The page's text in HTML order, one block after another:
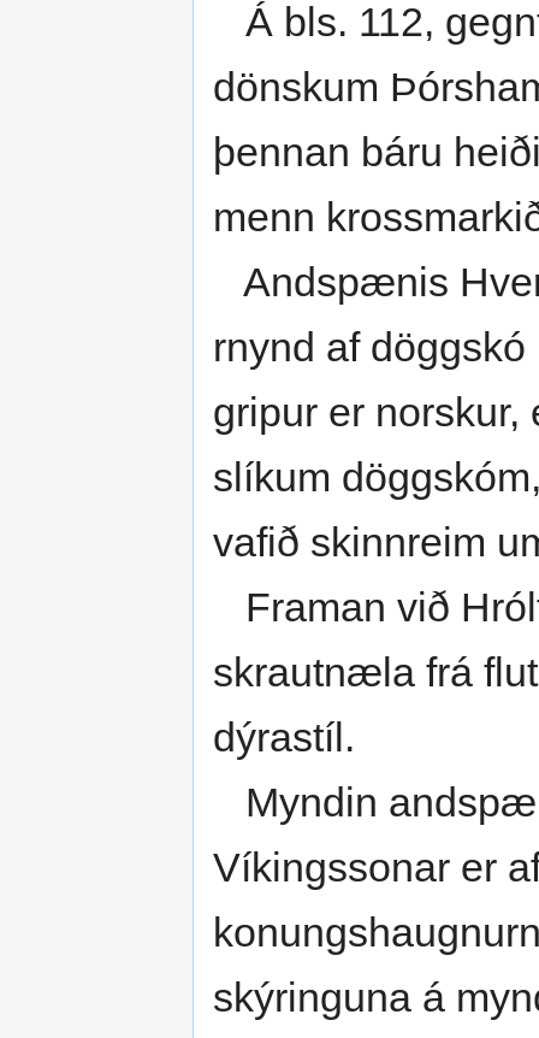
Á bls. 112,
dönskum
þennan báru
menn
Andspænis
rnynd af
gripur er norskur,
slíkum
vafið skinnreim
Framan við
skrautnæla frá
dýrastíl.
Myndin
Víkingssonar er
skýringuna á